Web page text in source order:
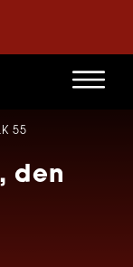
55
den